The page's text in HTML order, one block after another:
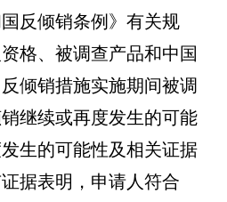
反倾销条例》有关规
格、被调查产品和中国
倾销措施实施期间被调
继续或再度发生的可能
生的可能性及相关证据
据表明，申请人符合